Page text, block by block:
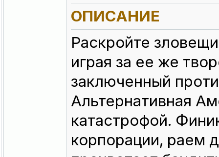
ОПИСАНИЕ
Раскройте
играя за ее же
заключенный
Альтернативная
катастрофой.
корпорации, раем